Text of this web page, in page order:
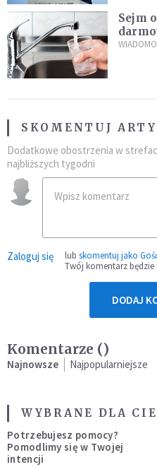
Sejm
SKOMENTUJ
Dodatkowe obostrzenia w
najbliższych tygodni
Zaloguj się lub skomentuj jako
Twój komentarz
DODAJ
Komentarze ()
Najnowsze Najpopularniejsze
WYBRANE DLA
Potrzebujesz pomocy?
Pomodlimy się w Twojej
intencji